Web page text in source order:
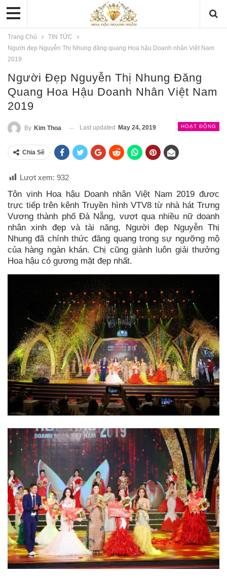
Trang Chủ
TIN TỨC
Người đẹp Nguyễn Thị Nhung đăng quang Hoa hậu Doanh nhân Việt Nam
2019
Người Đẹp Nguyễn Thị Nhung Đăng
Quang Hoa Hậu Doanh Nhân Việt Nam
2019
HOẠT ĐỘNG
By Kim Thoa Last updated May 24, 2019
Chia Sẽ
Lượt xem: 932
Tôn vinh Hoa hậu Doanh nhân Việt Nam 2019 đươc
trực tiếp trên kênh Truyền hình VTV8 từ nhà hát Trưng
Vương thành phố Đà Nẵng, vượt qua nhiều nữ doanh
nhân xinh đẹp và tài năng, Người đẹp Nguyễn Thị
Nhung đã chính thức đăng quang trong sự ngưỡng mộ
của hàng ngàn khán. Chị cũng giành luôn giải thưởng
Hoa hậu có gương mặt đẹp nhất.